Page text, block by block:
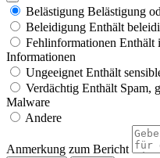
Belästigung Belästigung
Beleidigung Enthält
Fehlinformationen Enthält
Informationen
Ungeeignet Enthält
Verdächtig Enthält Spam,
Malware
Andere
Anmerkung zum Bericht